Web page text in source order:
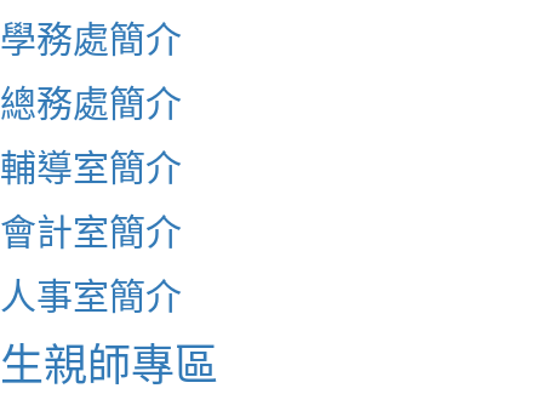
學務處簡介
總務處簡介
輔導室簡介
會計室簡介
人事室簡介
生親師專區